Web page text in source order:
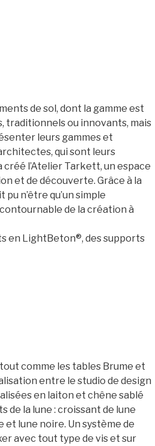
de sol, dont la gamme est
traditionnels ou innovants, mais
leurs gammes et
qui sont leurs
l’Atelier Tarkett, un espace
et de découverte. Grâce à la
n’être qu’un simple
de la création à
en LightBeton®, des supports
comme les tables Brume et
entre le studio de design
en laiton et chêne sablé
de la lune : croissant de lune
lune noire. Un système de
avec tout type de vis et sur